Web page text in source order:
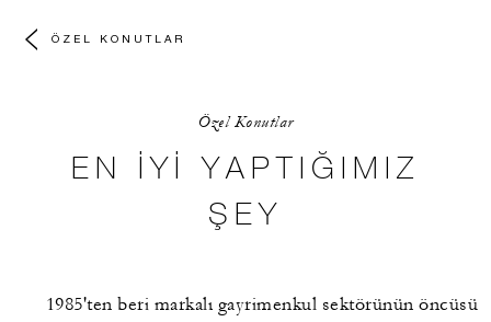
ÖZEL KONUTLAR
Özel Konutlar
EN İYI YAPTIĞIMIZ
ŞEY
1985'ten beri markalı gayrimenkul sektörünün öncüsü